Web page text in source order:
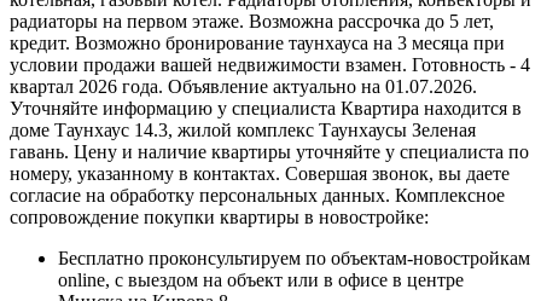
радиаторы на первом этаже. Возможна рассрочка до 5 лет,
кредит. Возможно бронирование таунхауса на 3 месяца при
условии продажи вашей недвижимости взамен. Готовность - 4
квартал 2026 года. Объявление актуально на 01.07.2026.
Уточняйте информацию у специалиста Квартира находится в
доме Таунхаус 14.3, жилой комплекс Таунхаусы Зеленая
гавань. Цену и наличие квартиры уточняйте у специалиста по
номеру, указанному в контактах. Совершая звонок, вы даете
согласие на обработку персональных данных. Комплексное
сопровождение покупки квартиры в новостройке:
Бесплатно проконсультируем по объектам-новостройкам
online, с выездом на объект или в офисе в центре